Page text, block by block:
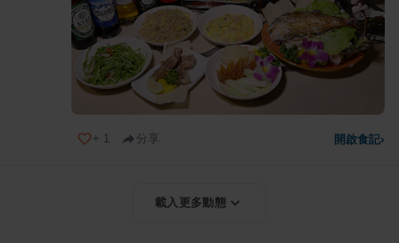
+ 1 分享 開啟食記›
載入更多動態